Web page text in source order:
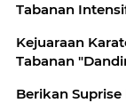
Tabanan
Kejuaraan
Tabanan
Berikan